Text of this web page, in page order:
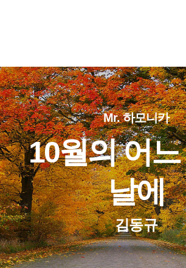
Mr. 하모니카
10월의 어
날에
김동규